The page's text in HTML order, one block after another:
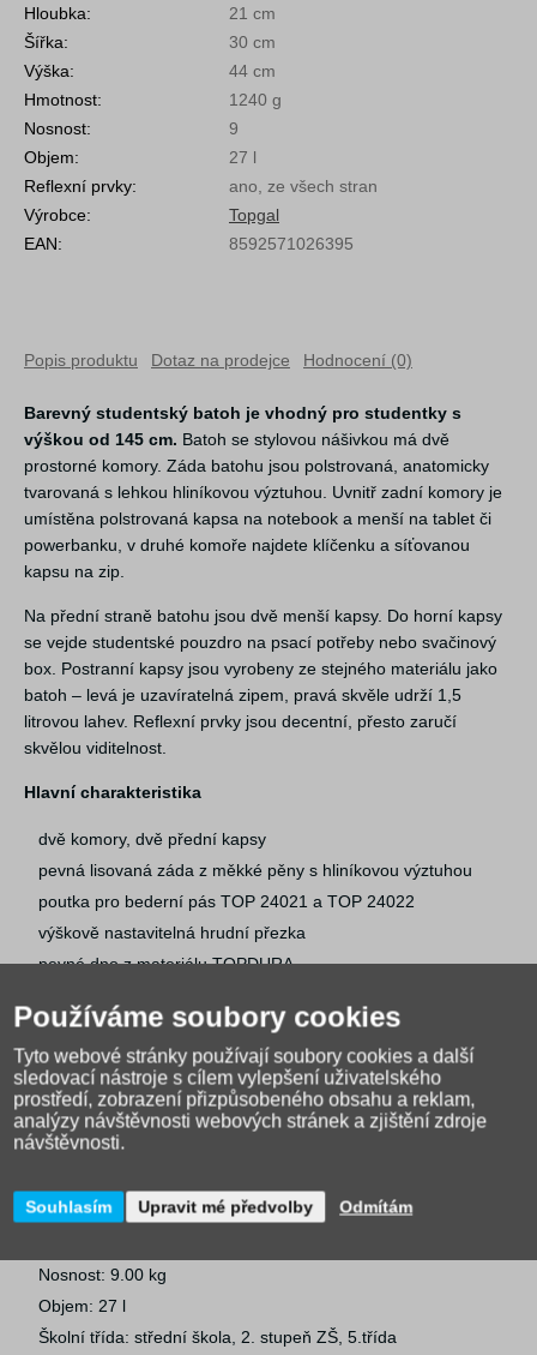
Hloubka:
21 cm
Šířka:
30 cm
Výška:
44 cm
Hmotnost:
1240 g
Nosnost:
9
Objem:
27 l
Reflexní prvky:
ano, ze všech stran
Výrobce:
Topgal
EAN:
8592571026395
Popis produktu Dotaz na prodejce Hodnocení (0)
Barevný studentský batoh je vhodný pro studentky s
výškou od 145 cm. Batoh se stylovou nášivkou má dvě
prostorné komory. Záda batohu jsou polstrovaná, anatomicky
tvarovaná s lehkou hliníkovou výztuhou. Uvnitř zadní komory je
umístěna polstrovaná kapsa na notebook a menší na tablet či
powerbanku, v druhé komoře najdete klíčenku a síťovanou
kapsu na zip.
Na přední straně batohu jsou dvě menší kapsy. Do horní kapsy
se vejde studentské pouzdro na psací potřeby nebo svačinový
box. Postranní kapsy jsou vyrobeny ze stejného materiálu jako
batoh – levá je uzavíratelná zipem, pravá skvěle udrží 1,5
litrovou lahev. Reflexní prvky jsou decentní, přesto zaručí
skvělou viditelnost.
Hlavní charakteristika
dvě komory, dvě přední kapsy
pevná lisovaná záda z měkké pěny s hliníkovou výztuhou
poutka pro bederní pás TOP 24021 a TOP 24022
výškově nastavitelná hrudní přezka
pevné dno z materiálu TOPDURA
měkká kapsa na notebook
zátěr proti dešti
reflexní prvky
Parametry
Rozměry: (v × h × š) 44 x 21 x 30 cm
Nosnost: 9.00 kg
Objem: 27 l
Školní třída: střední škola, 2. stupeň ZŠ, 5.třída
Používáme soubory cookies
Tyto webové stránky používají soubory cookies a další
sledovací nástroje s cílem vylepšení uživatelského
prostředí, zobrazení přizpůsobeného obsahu a reklam,
analýzy návštěvnosti webových stránek a zjištění zdroje
návštěvnosti.
Souhlasím Upravit mé předvolby Odmítám